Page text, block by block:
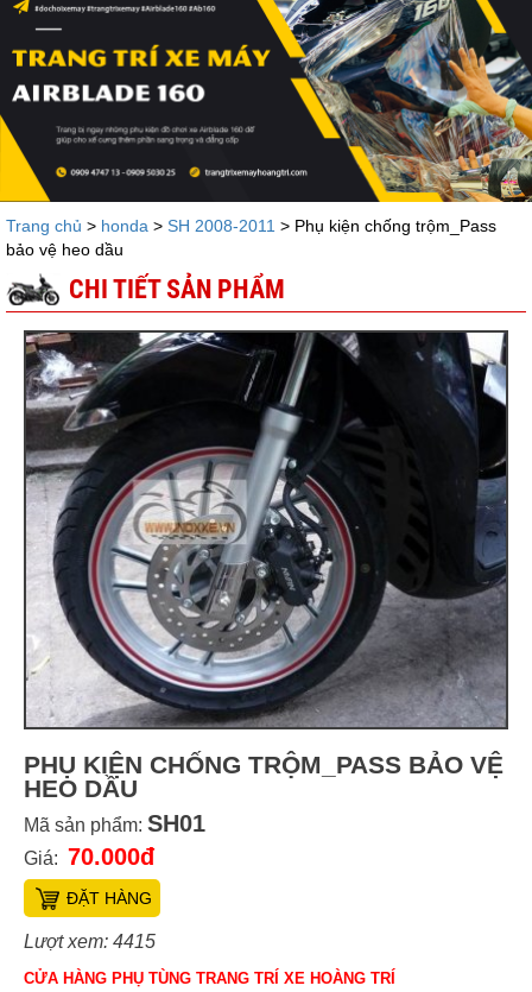
Trang chủ > honda > SH 2008-2011 > Phụ kiện chống trộm_Pass
bảo vệ heo dầu
CHI TIẾT SẢN PHẨM
PHỤ KIỆN CHỐNG TRỘM_PASS BẢO VỆ
HEO DẦU
Mã sản phẩm: SH01
Giá: 70.000đ
ĐẶT HÀNG
Lượt xem: 4415
CỬA HÀNG PHỤ TÙNG TRANG TRÍ XE HOÀNG TRÍ